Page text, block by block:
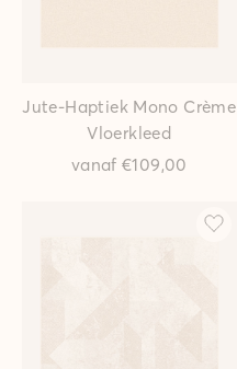
Jute-Haptiek Mono Crème
Vloerkleed
vanaf€109,00